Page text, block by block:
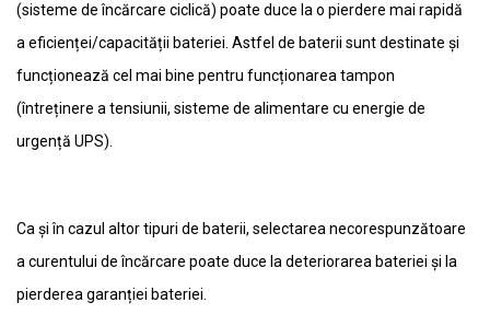
(sisteme de încărcare ciclică) poate duce la o pierdere mai rapidă
a eficienței/capacității bateriei. Astfel de baterii sunt destinate și
funcționează cel mai bine pentru funcționarea tampon
(întreținere a tensiunii, sisteme de alimentare cu energie de
urgență UPS).
Ca și în cazul altor tipuri de baterii, selectarea necorespunzătoare
a curentului de încărcare poate duce la deteriorarea bateriei și la
pierderea garanției bateriei.